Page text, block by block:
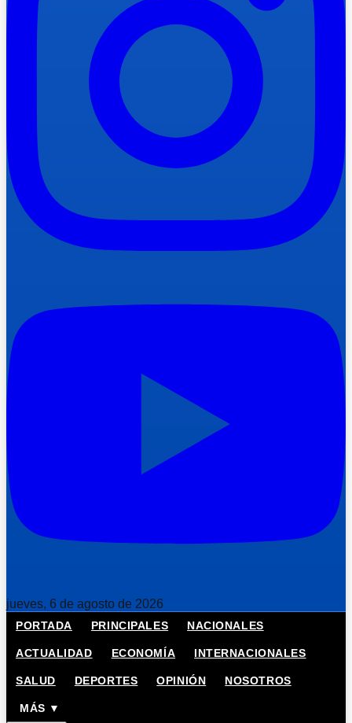
jueves, 6 de agosto de 2026
PORTADA PRINCIPALES NACIONALES
ACTUALIDAD ECONOMÍA INTERNACIONALES
SALUD DEPORTES OPINIÓN NOSOTROS
MÁS ▼